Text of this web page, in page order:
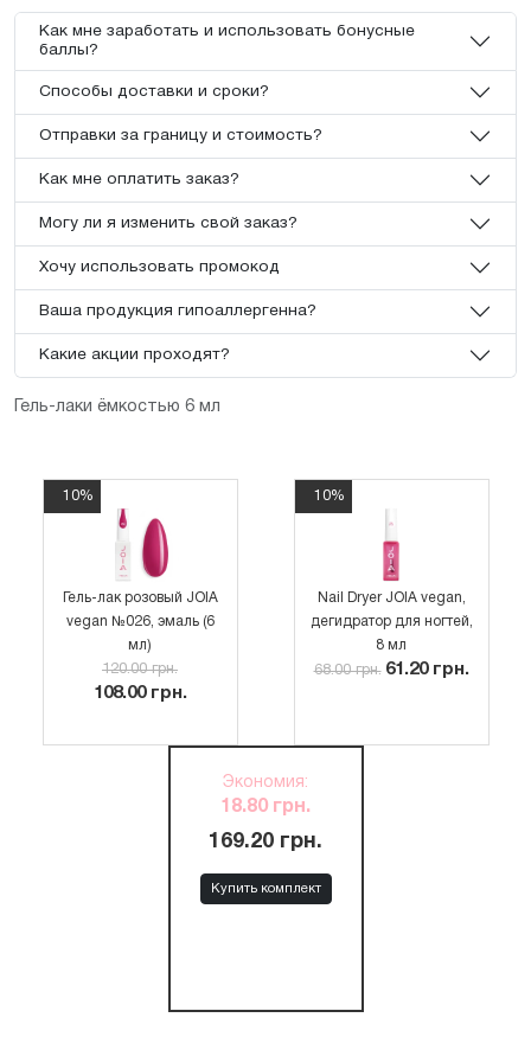
Как мне заработать и использовать бонусные
баллы?
Способы доставки и сроки?
Отправки за границу и стоимость?
Как мне оплатить заказ?
Могу ли я изменить свой заказ?
Хочу использовать промокод
Ваша продукция гипоаллергенна?
Какие акции проходят?
Гель-лаки ёмкостью 6 мл
10%
Гель-лак розовый JOIA
vegan №026, эмаль (6
мл)
120.00 грн.
108.00 грн.
10%
Nail Dryer JOIA vegan,
дегидратор для ногтей,
8 мл
68.00 грн. 61.20 грн.
Экономия:
18.80 грн.
169.20 грн.
Купить комплект